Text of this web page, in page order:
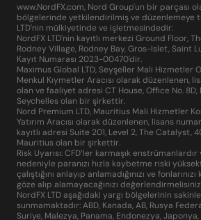
www.NordFX.com, Nord Group'un bir parçası
bölgelerinde yetkilendirilmiş ve düzenlemeye
LTD'nin mülkiyetinde ve işletmesindedir:
NordFX LTD'nin kayıtlı merkezi Ground Floor,
Rodney Village, Rodney Bay, Gros-Islet, Saint
Kayıt Numarası 2023-00470'dir.
Maximus Global LTD, Seyşeller Mali Hizmetler
Menkul Kıymetler Aracısı olarak düzenlenen,
olan ve faaliyet adresi CT House, Office No. 8D,
Seychelles olan bir şirkettir.
Nord Premium LTD, Mauritius Mali Hizmetler
Yatırım Aracısı olarak düzenlenen, lisans
kayıtlı adresi Suite 201, Level 2, The Catalyst,
Mauritius olan bir şirkettir.
Risk Uyarısı: CFD’ler karmaşık
nedeniyle paranızı hızla kaybetme riski
çalıştığını anlayıp anlamadığınızı ve
göze alıp alamayacağınızı
NordFX LTD aşağıdaki yargı bölgelerinin
sunmamaktadır: ABD, Kanada, AB, Rusya
Suriye, Malezya, Panama, Endonezya,